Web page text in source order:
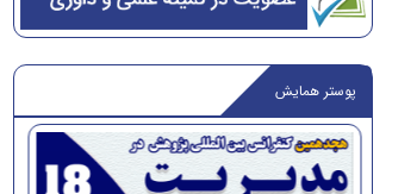
پوستر همایش